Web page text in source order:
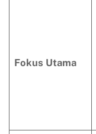
Fokus Utama